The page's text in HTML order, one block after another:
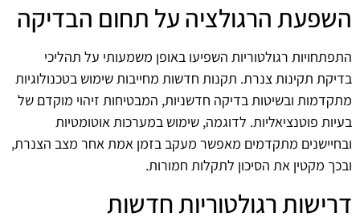
השפעת הרגולציה על תחום הבדיקה
התפתחויות רגולטוריות השפיעו באופן משמעותי על תהליכי
בדיקת תקינות צנרת. תקנות חדשות מחייבות שימוש בטכנולוגיות
מתקדמות ובשיטות בדיקה חדשניות, המבטיחות זיהוי מוקדם של
בעיות פוטנציאליות. לדוגמה, שימוש במערכות אוטומטיות
ובחיישנים מתקדמים מאפשר מעקב בזמן אמת אחר מצב הצנרת,
ובכך מקטין את הסיכון לתקלות חמורות.
דרישות רגולטוריות חדשות